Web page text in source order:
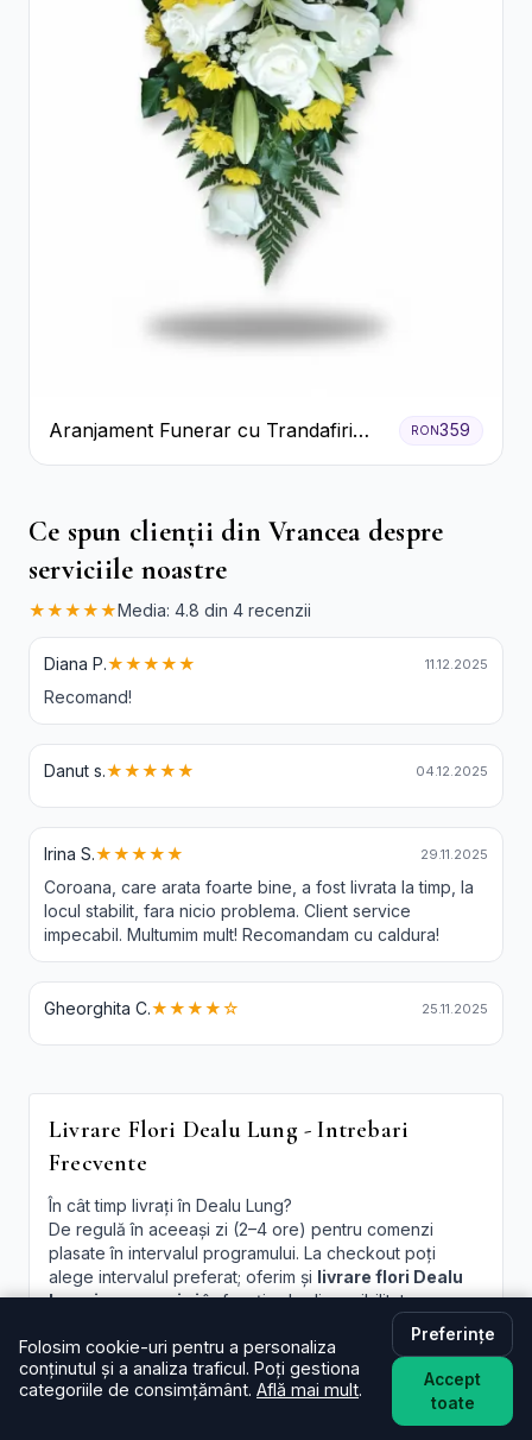
Aranjament Funerar cu Trandafiri
Albi Crizanteme Galbene și Crini
RON359
Ce spun clienții din Vrancea despre
serviciile noastre
★★★★★Media: 4.8 din 4 recenzii
Diana P.★★★★★ 11.12.2025
Recomand!
Danut s.★★★★★ 04.12.2025
Irina S.★★★★★ 29.11.2025
Coroana, care arata foarte bine, a fost livrata la timp, la
locul stabilit, fara nicio problema. Client service
impecabil. Multumim mult! Recomandam cu caldura!
Gheorghita C.★★★★☆ 25.11.2025
Livrare Flori Dealu Lung - Intrebari
Frecvente
În cât timp livrați în Dealu Lung?
De regulă în aceeași zi (2–4 ore) pentru comenzi
plasate în intervalul programului. La checkout poți
alege intervalul preferat; oferim și livrare flori Dealu
Lung in aceeasi ziîn funcție de disponibilitate.
Este livrarea de flori la domiciliu în Dealu Lung
disponibilă și sâmbăta?
Da, în majoritatea cazurilor livrăm și sâmbăta. În
perioade aglomerate pot exista sloturi limitate, afișate
Folosim cookie-uri pentru a personaliza
conținutul și a analiza traficul. Poți gestiona
categoriile de consimțământ. Află mai mult.
Preferințe
Accept
toate